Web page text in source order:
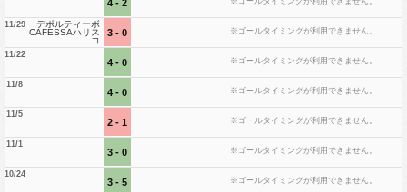
4 - 2
11/29
デポルティーボ
CAFESSAハリス
コ
3 - 0 ※ゴールタイミングが利用できません。
11/22
4 - 0 ※ゴールタイミングが利用できません。
11/8
4 - 0 ※ゴールタイミングが利用できません。
11/5
2 - 1 ※ゴールタイミングが利用できません。
11/1
3 - 0 ※ゴールタイミングが利用できません。
10/24
3 - 5 ※ゴールタイミングが利用できません。